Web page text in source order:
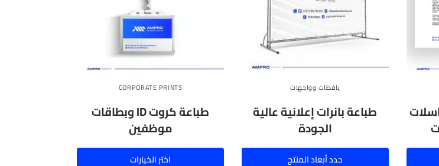
يافطات وواجهات
طباعة بانرات إعلانية عالية
الجودة
حدد أبعاد المنتج
CORPORATE PRINTS
طباعة كروت ID وبطاقات
موظفين
اختر الخيارات